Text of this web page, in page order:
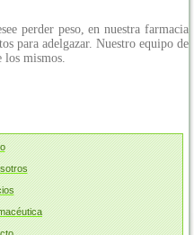
perder peso, en nuestra farmacia
para adelgazar. Nuestro equipo de
los mismos.